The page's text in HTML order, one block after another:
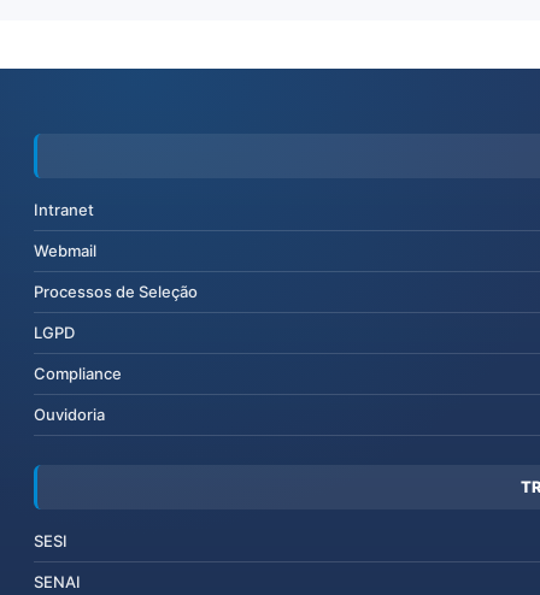
Intranet
Webmail
Processos de Seleção
LGPD
Compliance
Ouvidoria
SESI
SENAI